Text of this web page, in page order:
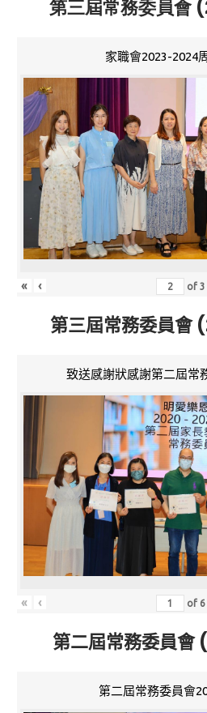
第三屆常務委員
家職會2023-2024
« ‹ of3
第三屆常務委員
致送感謝狀感謝第二屆常
« ‹ of 6
第二屆常務委員
第二屆常務委員會